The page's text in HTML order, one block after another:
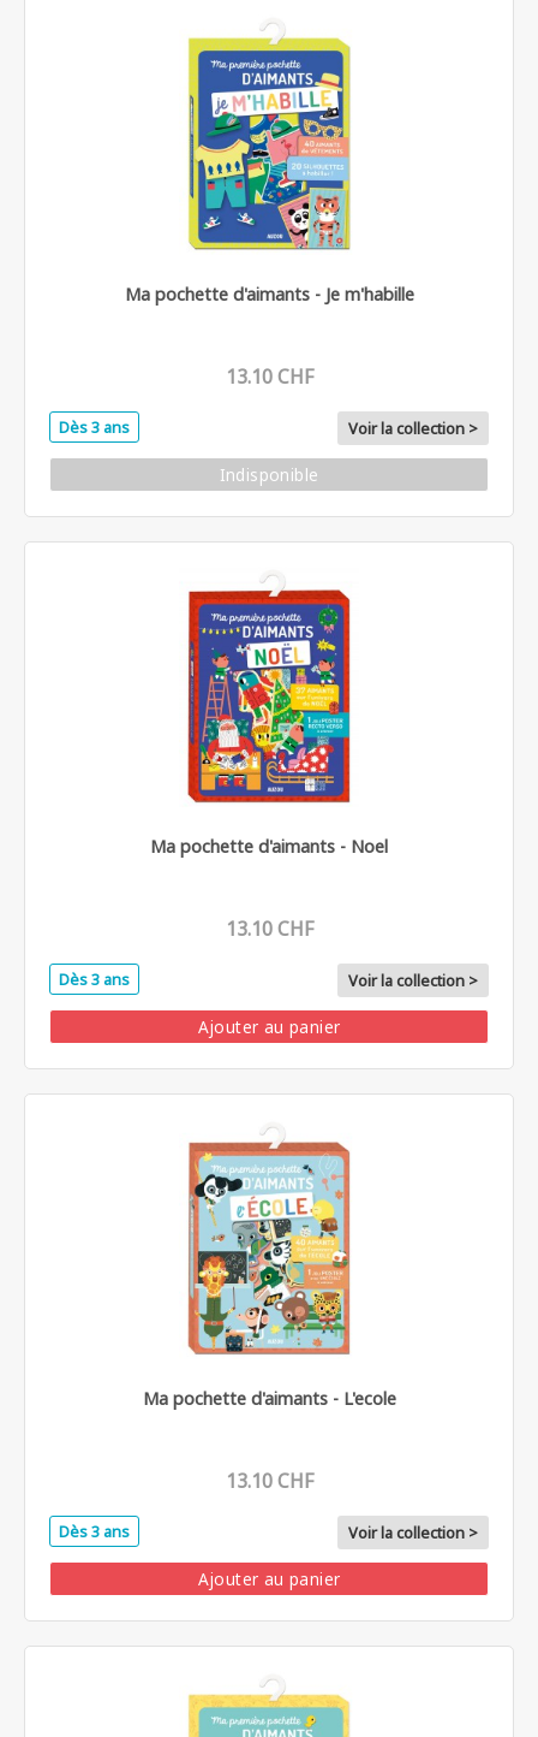
Ma pochette d'aimants - Je m'habille
13.10 CHF
Dès 3 ans Voir la collection >
Indisponible
Ma pochette d'aimants - Noel
13.10 CHF
Dès 3 ans Voir la collection >
Ajouter au panier
Ma pochette d'aimants - L'ecole
13.10 CHF
Dès 3 ans Voir la collection >
Ajouter au panier